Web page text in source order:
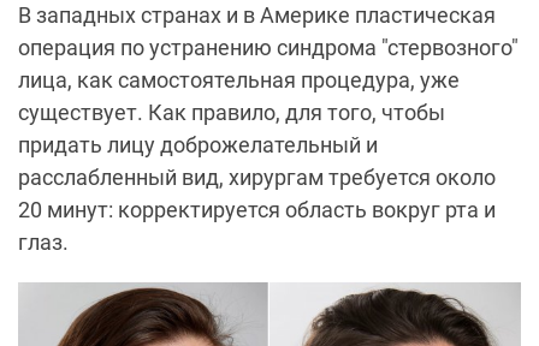
В западных странах и в Америке пластическая
операция по устранению синдрома "стервозного"
лица, как самостоятельная процедура, уже
существует. Как правило, для того, чтобы
придать лицу доброжелательный и
расслабленный вид, хирургам требуется около
20 минут: корректируется область вокруг рта и
глаз.